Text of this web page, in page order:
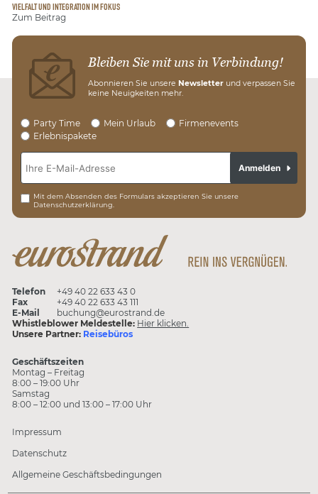
VIELFALT UND INTEGRATION IM FOKUS
Zum Beitrag
Bleiben Sie mit uns in Verbindung!
Abonnieren Sie unsere Newsletter und verpassen Sie
keine Neuigkeiten mehr.
Party Time Mein Urlaub
Firmenevents
Erlebnispakete
Mit dem Absenden des Formulars akzeptieren Sie unsere
Datenschutzerklärung.
Anmelden
Telefon
+49 40 22 633 43 0
Fax
+49 40 22 633 43 111
E-Mail
buchung@eurostrand.de
Whistleblower Meldestelle: Hier klicken.
Unsere Partner: Reisebüros
Geschäftszeiten
Montag – Freitag
8:00 – 19:00 Uhr
Samstag
8:00 – 12:00 und 13:00 – 17:00 Uhr
Impressum
Datenschutz
Allgemeine Geschäftsbedingungen